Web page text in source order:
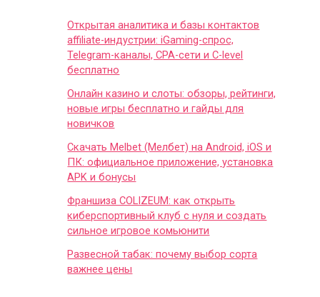
Открытая аналитика и базы контактов
affiliate-индустрии: iGaming-спрос,
Telegram-каналы, CPA-сети и C-level
бесплатно
Онлайн казино и слоты: обзоры, рейтинги,
новые игры бесплатно и гайды для
новичков
Скачать Melbet (Мелбет) на Android, iOS и
ПК: официальное приложение, установка
APK и бонусы
Франшиза COLIZEUM: как открыть
киберспортивный клуб с нуля и создать
сильное игровое комьюнити
Развесной табак: почему выбор сорта
важнее цены